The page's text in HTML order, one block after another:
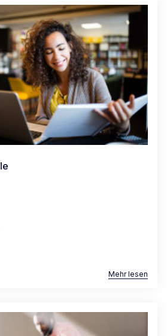
Mehr lesen